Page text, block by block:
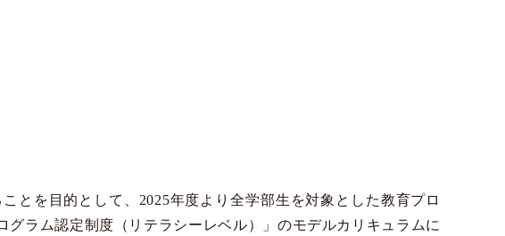
とを目的として、2025年度より全学部生を対象とした教育プロ
ラム認定制度（リテラシーレベル）」のモデルカリキュラムに